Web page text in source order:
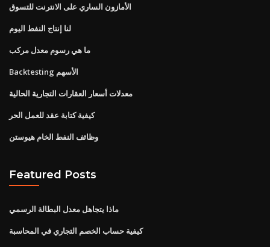
الأمازون الساري على الانترنت للتسوق
لنا إنتاج النفط اليوم
ما هي رسوم معدل مركب
Backtesting الأسهم
معدلات أسعار العقارات التجارية الحالية
كيفية كتابة عقد للعمل الحر
وظائف النفط الخام هيوستن
Featured Posts
ماذا يتجاهل معدل البطالة الرسمي
كيفية حساب الخصم التجاري في المحاسبة